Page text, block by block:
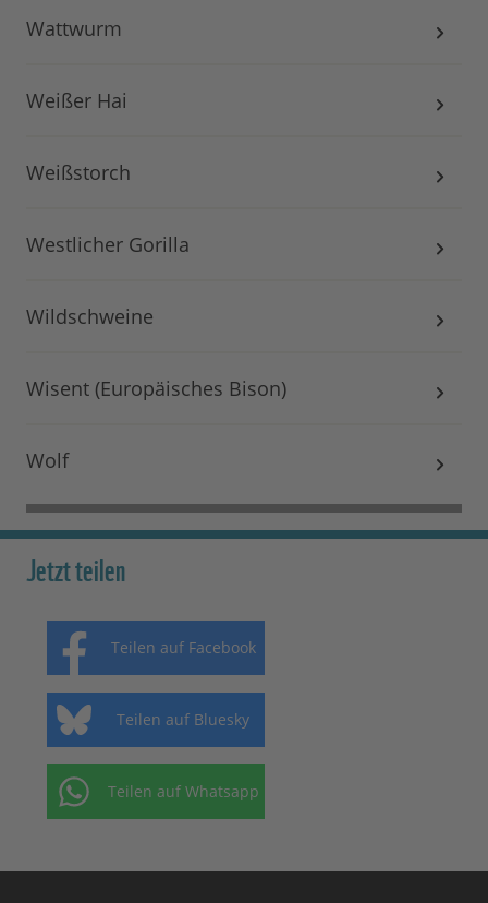
Wattwurm
Weißer Hai
Weißstorch
Westlicher Gorilla
Wildschweine
Wisent (Europäisches Bison)
Wolf
Jetzt teilen
Teilen auf Facebook
Teilen auf Bluesky
Teilen auf Whatsapp